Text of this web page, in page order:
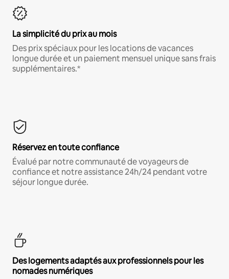
La simplicité du prix au mois
Des prix spéciaux pour les locations de vacances
longue durée et un paiement mensuel unique sans frais
supplémentaires.*
Réservez en toute confiance
Évalué par notre communauté de voyageurs de
confiance et notre assistance 24h/24 pendant votre
séjour longue durée.
Des logements adaptés aux professionnels pour les
nomades numériques